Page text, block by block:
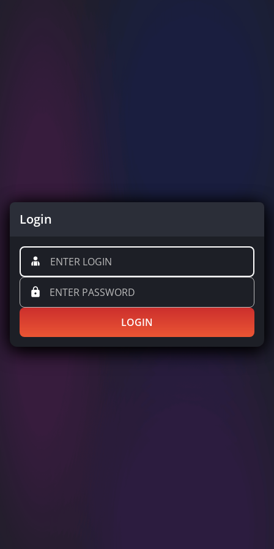
Login
LOGIN